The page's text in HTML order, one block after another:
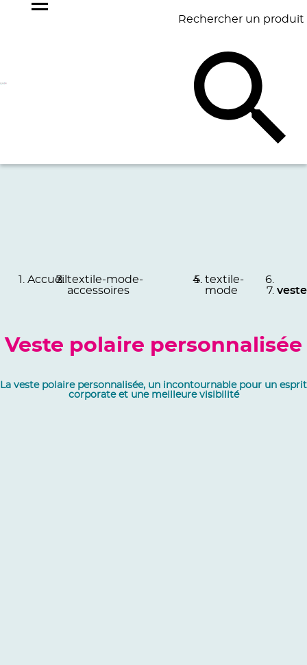
Rechercher un produit
BAGAGERIE BUREAU
Accueil textile-mode-
accessoires
textile-
mode
veste
Veste polaire personnalisée
La veste polaire personnalisée, un incontournable pour un esprit
corporate et une meilleure visibilité